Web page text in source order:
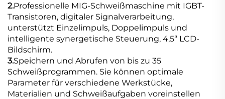
2.Professionelle MIG-Schweißmaschine mit IGBT-
Transistoren, digitaler Signalverarbeitung,
unterstützt Einzelimpuls, Doppelimpuls und
intelligente synergetische Steuerung, 4,5“ LCD-
Bildschirm.
3.Speichern und Abrufen von bis zu 35
Schweißprogrammen. Sie können optimale
Parameter für verschiedene Werkstücke,
Materialien und Schweißaufgaben voreinstellen